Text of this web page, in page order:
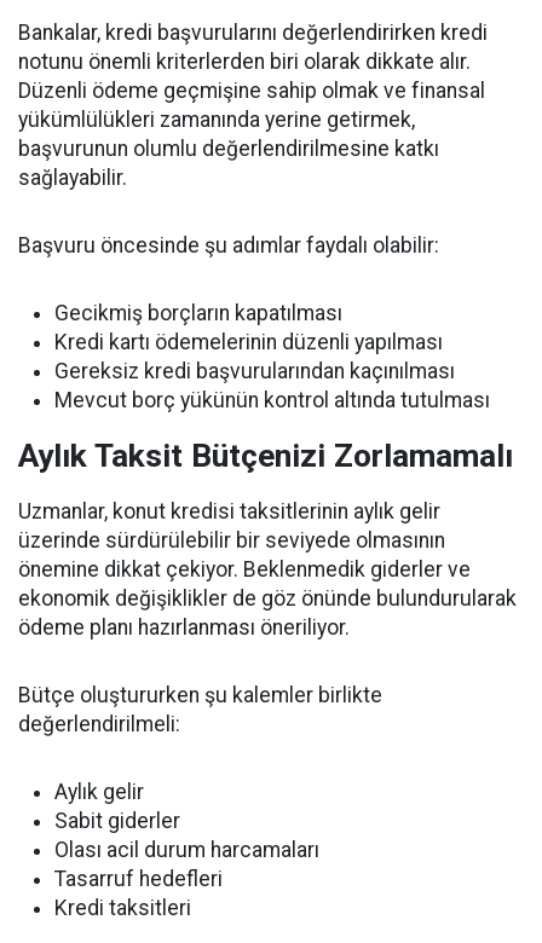
Bankalar, kredi başvurularını değerlendirirken kredi
notunu önemli kriterlerden biri olarak dikkate alır.
Düzenli ödeme geçmişine sahip olmak ve finansal
yükümlülükleri zamanında yerine getirmek,
başvurunun olumlu değerlendirilmesine katkı
sağlayabilir.
Başvuru öncesinde şu adımlar faydalı olabilir:
Gecikmiş borçların kapatılması
Kredi kartı ödemelerinin düzenli yapılması
Gereksiz kredi başvurularından kaçınılması
Mevcut borç yükünün kontrol altında tutulması
Aylık Taksit Bütçenizi Zorlamamalı
Uzmanlar, konut kredisi taksitlerinin aylık gelir
üzerinde sürdürülebilir bir seviyede olmasının
önemine dikkat çekiyor. Beklenmedik giderler ve
ekonomik değişiklikler de göz önünde bulundurularak
ödeme planı hazırlanması öneriliyor.
Bütçe oluştururken şu kalemler birlikte
değerlendirilmeli:
Aylık gelir
Sabit giderler
Olası acil durum harcamaları
Tasarruf hedefleri
Kredi taksitleri